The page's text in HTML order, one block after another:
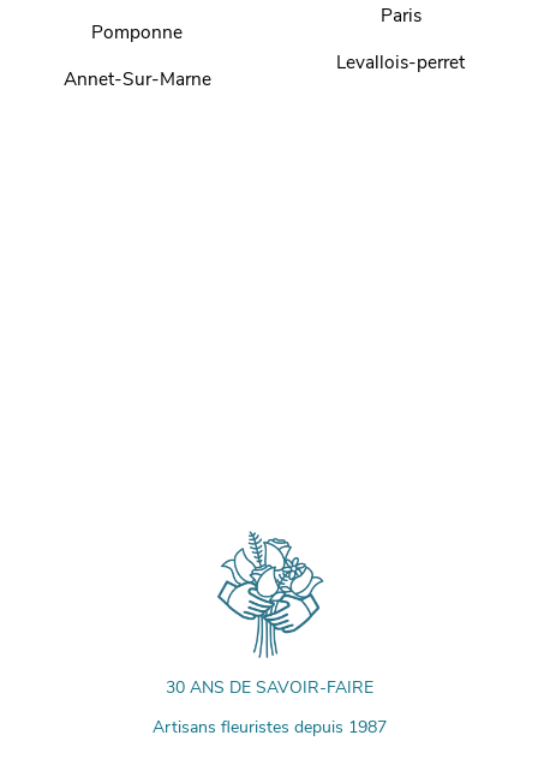
Pomponne
Annet-Sur-Marne
Paris
Levallois-perret
30 ANS DE SAVOIR-FAIRE
Artisans fleuristes depuis 1987